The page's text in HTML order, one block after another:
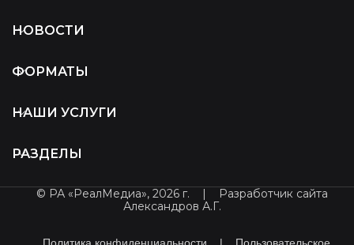
НОВОСТИ
ФОРМАТЫ
НАШИ УСЛУГИ
РАЗДЕЛЫ
© РА «РеалМедиа», 2026 г. |
Разработчик сайта
Александров А.Г.
Политика конфиденциальности | Пользовательское